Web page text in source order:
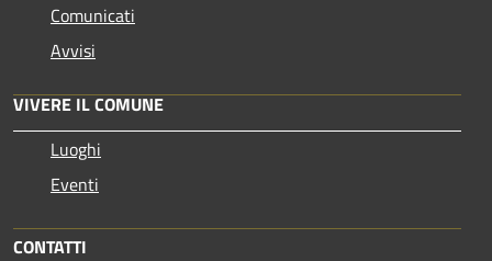
Comunicati
Avvisi
VIVERE IL COMUNE
Luoghi
Eventi
CONTATTI